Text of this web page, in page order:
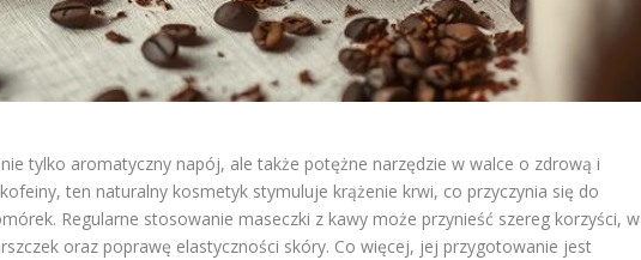
tylko aromatyczny napój, ale także potężne narzędzie w walce o zdrową i
ten naturalny kosmetyk stymuluje krążenie krwi, co przyczynia się do
Regularne stosowanie maseczki z kawy może przynieść szereg korzyści, w
oraz poprawę elastyczności skóry. Co więcej, jej przygotowanie jest